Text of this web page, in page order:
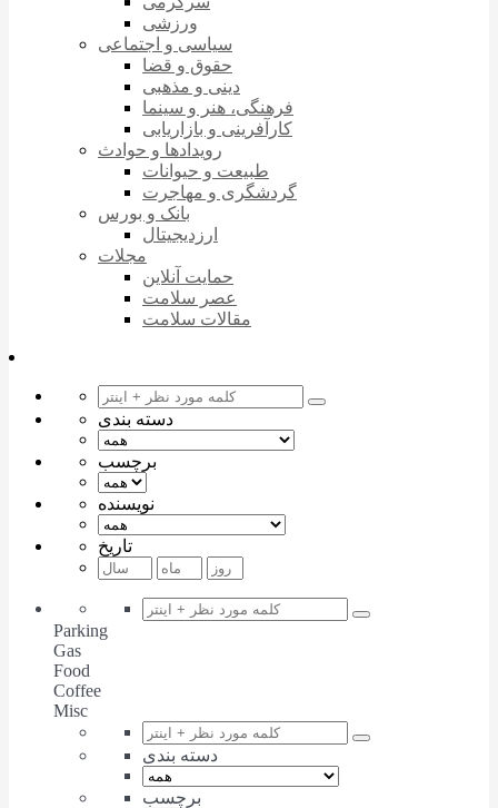
ورزشی
سیاسی و اجتماعی
حقوق و قضا
دینی و مذهبی
فرهنگی، هنر و سینما
کارآفرینی و بازاریابی
رویدادها و حوادث
طبیعت و حیوانات
گردشگری و مهاجرت
بانک و بورس
ارزدیجیتال
مجلات
حمایت آنلاین
عصر سلامت
مقالات سلامت
دسته بندی
برچسب
نویسنده
تاریخ
Parking
Gas
Food
Coffee
Misc
دسته بندی
برچسب